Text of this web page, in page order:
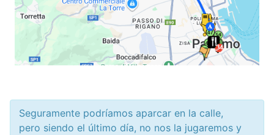
Seguramente podríamos aparcar en la calle,
pero siendo el último día, no nos la jugaremos y